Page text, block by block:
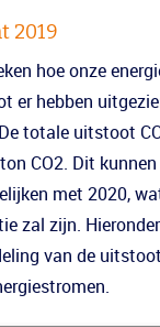
2019
hoe onze
er hebben
totale uitstoot
CO2. Dit
met 2020,
zal zijn.
van de